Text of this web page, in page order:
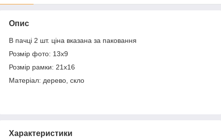
Опис
В пачці 2 шт. ціна вказана за паковання
Розмір фото: 13х9
Розмір рамки: 21х16
Матеріал: дерево, скло
Характеристики